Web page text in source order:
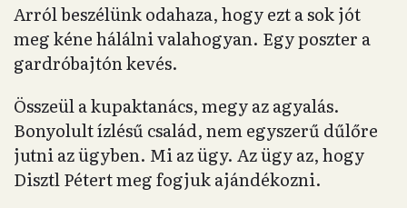
Arról beszélünk odahaza, hogy ezt a sok jót
meg kéne hálálni valahogyan. Egy poszter a
gardróbajtón kevés.
Összeül a kupaktanács, megy az agyalás.
Bonyolult ízlésű család, nem egyszerű dűlőre
jutni az ügyben. Mi az ügy. Az ügy az, hogy
Disztl Pétert meg fogjuk ajándékozni.